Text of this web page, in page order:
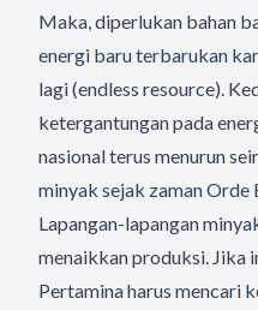
Maka, diperlukan bahan
energi baru terbarukan
lagi (endless resource).
ketergantungan pada
nasional terus menurun
minyak sejak zaman Orde
Lapangan-lapangan
menaikkan produksi. Jika
Pertamina harus mencari